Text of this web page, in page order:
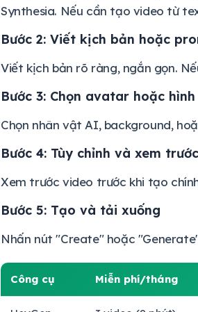
Synthesia. Nếu cần tạo video từ
Bước 2: Viết kịch bản hoặc
Viết kịch bản rõ ràng, ngắn gọn.
Bước 3: Chọn avatar hoặc
Chọn nhân vật AI, background,
Bước 4: Tùy chỉnh và xem trước
Xem trước video trước khi tạo
Bước 5: Tạo và tải xuống
Nhấn nút "Create" hoặc
Công cụ Miễn phí/tháng